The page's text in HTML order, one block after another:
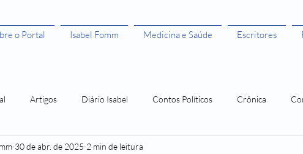
o Portal Isabel Fomm Medicina e Saúde Escritores
Artigos Diário Isabel Contos Políticos Crônica
Todas as Mulheres São Bruxas"
30 de abr. de 2025 2 min de leitura